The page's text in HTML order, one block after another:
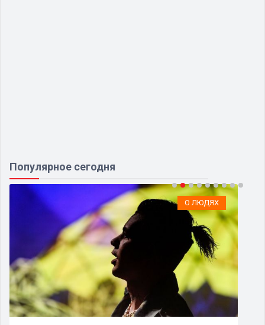
Популярное сегодня
О ЛЮДЯХ